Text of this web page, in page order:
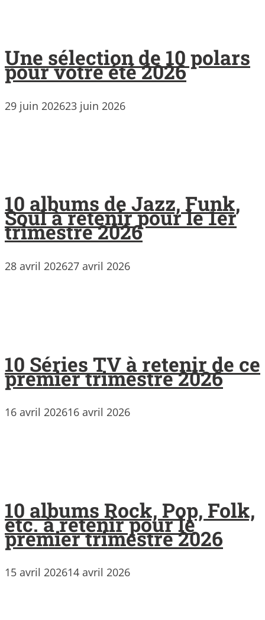
Une sélection de 10 polars
pour votre été 2026
29 juin 202623 juin 2026
10 albums de Jazz, Funk,
Soul à retenir pour le 1er
trimestre 2026
28 avril 202627 avril 2026
10 Séries TV à retenir de ce
premier trimestre 2026
16 avril 202616 avril 2026
10 albums Rock, Pop, Folk,
etc. à retenir pour le
premier trimestre 2026
15 avril 202614 avril 2026